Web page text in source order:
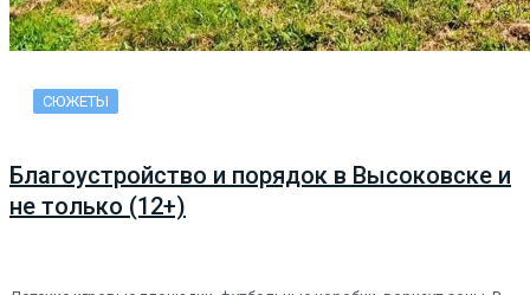
СЮЖЕТЫ
Благоустройство и порядок в Высоковске и
не только (12+)